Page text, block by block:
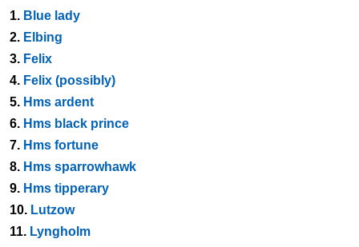
1. Blue lady
2. Elbing
3. Felix
4. Felix (possibly)
5. Hms ardent
6. Hms black prince
7. Hms fortune
8. Hms sparrowhawk
9. Hms tipperary
10. Lutzow
11. Lyngholm